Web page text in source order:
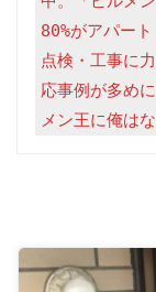
80%がアパー
点検・工事に
応事例が多め
メン王に俺はな